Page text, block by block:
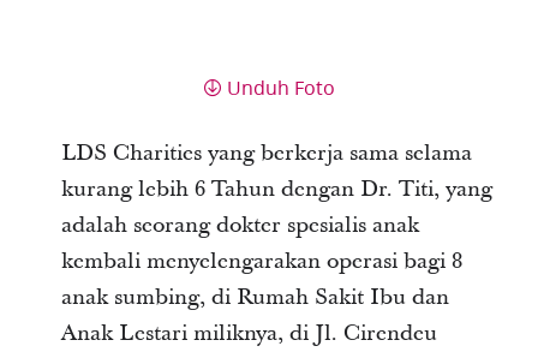
Unduh Foto
LDS Charities yang berkerja sama selama
kurang lebih 6 Tahun dengan Dr. Titi, yang
adalah seorang dokter spesialis anak
kembali menyelengarakan operasi bagi 8
anak sumbing, di Rumah Sakit Ibu dan
Anak Lestari miliknya, di Jl. Cirendeu